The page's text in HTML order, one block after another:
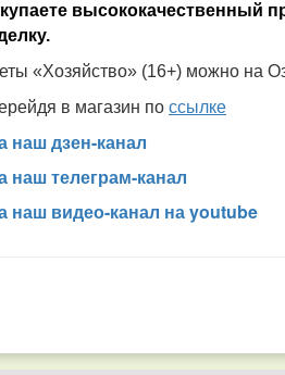
высококачественный
«Хозяйство» (16+) можно на
в магазин по ссылке
наш дзен-канал
телеграм-канал
наш видео-канал на youtube